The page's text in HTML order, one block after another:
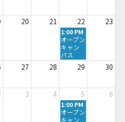
20 21 22 23
土
曜
日,
8
月
1:00 PM
オープン
キャン
パス
27 28 29 30
3 4 5 6
土
曜
日,
1:00 PM
オープン
キャン